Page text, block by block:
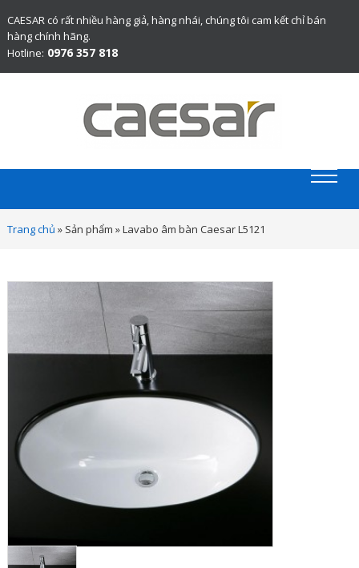
CAESAR có rất nhiều hàng giả, hàng nhái, chúng tôi cam kết chỉ bán
hàng chính hãng.
Hotline: 0976 357 818
Trang chủ » Sản phẩm »Lavabo âm bàn Caesar L5121